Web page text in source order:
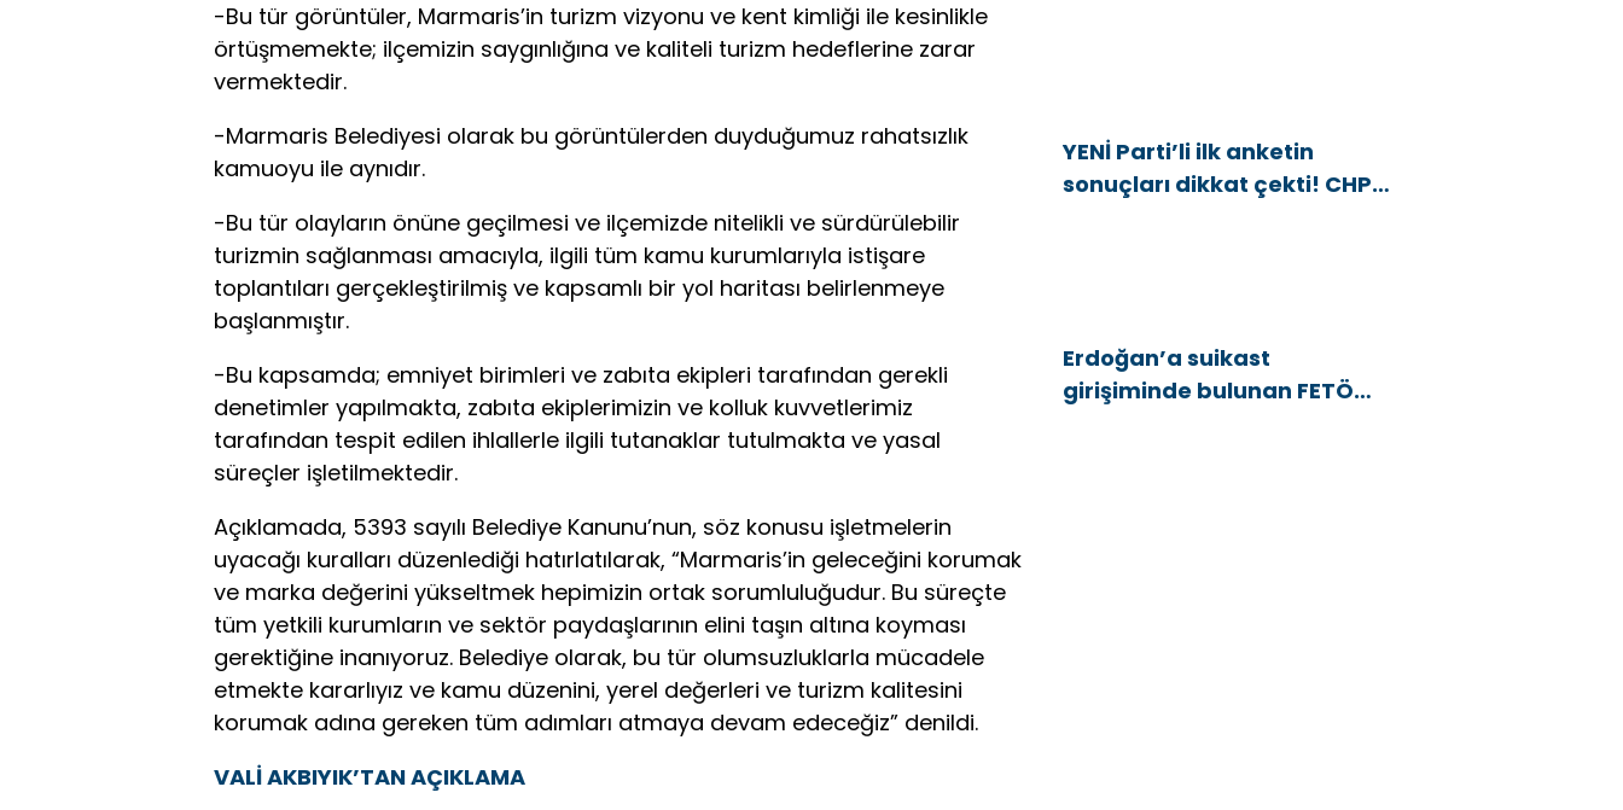
-Bu tür görüntüler, Marmaris’in turizm vizyonu ve kent kimliği ile kesinlikle
örtüşmemekte; ilçemizin saygınlığına ve kaliteli turizm hedeflerine zarar
vermektedir.
-Marmaris Belediyesi olarak bu görüntülerden duyduğumuz rahatsızlık
kamuoyu ile aynıdır.
-Bu tür olayların önüne geçilmesi ve ilçemizde nitelikli ve sürdürülebilir
turizmin sağlanması amacıyla, ilgili tüm kamu kurumlarıyla istişare
toplantıları gerçekleştirilmiş ve kapsamlı bir yol haritası belirlenmeye
başlanmıştır.
-Bu kapsamda; emniyet birimleri ve zabıta ekipleri tarafından gerekli
denetimler yapılmakta, zabıta ekiplerimizin ve kolluk kuvvetlerimiz
tarafından tespit edilen ihlallerle ilgili tutanaklar tutulmakta ve yasal
süreçler işletilmektedir.
Açıklamada, 5393 sayılı Belediye Kanunu’nun, söz konusu işletmelerin
uyacağı kuralları düzenlediği hatırlatılarak, “Marmaris’in geleceğini korumak
ve marka değerini yükseltmek hepimizin ortak sorumluluğudur. Bu süreçte
tüm yetkili kurumların ve sektör paydaşlarının elini taşın altına koyması
gerektiğine inanıyoruz. Belediye olarak, bu tür olumsuzluklarla mücadele
etmekte kararlıyız ve kamu düzenini, yerel değerleri ve turizm kalitesini
korumak adına gereken tüm adımları atmaya devam edeceğiz” denildi.
VALİ AKBIYIK’TAN AÇIKLAMA
YENİ Parti’li ilk anketin
sonuçları dikkat çekti! CHP
Erdoğan’a suikast
girişiminde bulunan FETÖ